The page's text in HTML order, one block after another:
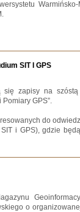
SIT I GPS
się zapisy na
Pomiary GPS”.
do
SIT i GPS), gdzie
o